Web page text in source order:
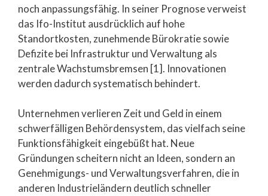
noch anpassungsfähig. In seiner Prognose verweist
das Ifo-Institut ausdrücklich auf hohe
Standortkosten, zunehmende Bürokratie sowie
Defizite bei Infrastruktur und Verwaltung als
zentrale Wachstumsbremsen [1]. Innovationen
werden dadurch systematisch behindert.
Unternehmen verlieren Zeit und Geld in einem
schwerfälligen Behördensystem, das vielfach seine
Funktionsfähigkeit eingebüßt hat. Neue
Gründungen scheitern nicht an Ideen, sondern an
Genehmigungs- und Verwaltungsverfahren, die in
anderen Industrieländern deutlich schneller